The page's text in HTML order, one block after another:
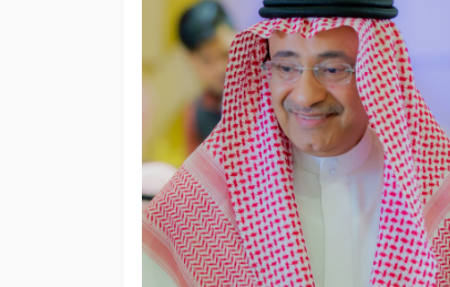
من المستثمرين ورجال الأعمال في غرفة جدة